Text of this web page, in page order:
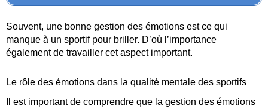
Souvent, une bonne gestion des émotions est ce qui
manque à un sportif pour briller. D’où l’importance
également de travailler cet aspect important.
Le rôle des émotions dans la qualité mentale des sportifs
Il est important de comprendre que la gestion des émotions